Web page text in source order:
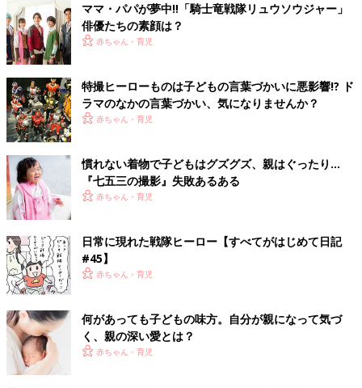
ママ・パパが夢中‼「騎士竜戦隊リュウソウジャー」
俳優たちの素顔は？
赤ちゃん・育児
特撮ヒーローものは子どもの言葉づかいに悪影響!? ド
ラマのなかの言葉づかい、気になりませんか？
赤ちゃん・育児
慣れない着物で子どもはグズグズ、親はぐったり…
『七五三の撮影』失敗あるある
赤ちゃん・育児
日常に現れた戦隊ヒーロー【すべてがはじめて日記
#45】
赤ちゃん・育児
何があっても子どもの味方。自分が親になって気づ
く、親の深い愛とは？
赤ちゃん・育児